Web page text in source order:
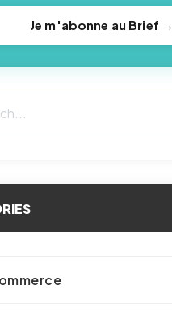
Je m'abonne au Brief →